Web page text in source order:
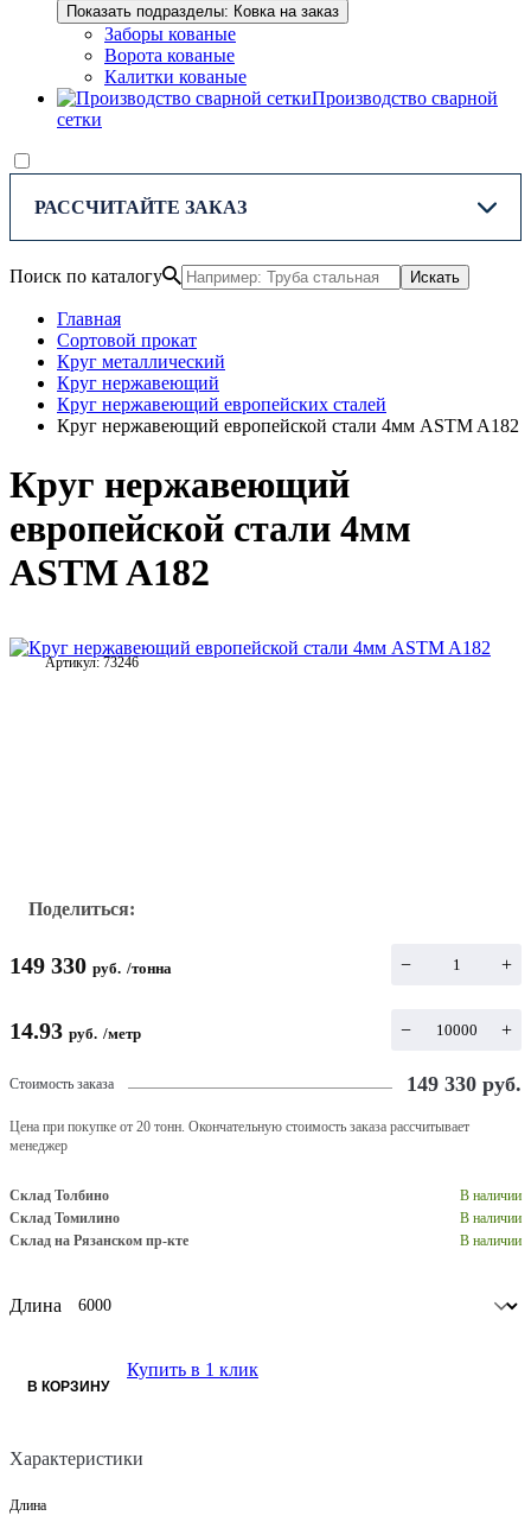
Показать подразделы: Ковка на заказ
Заборы кованые
Ворота кованые
Калитки кованые
Производство сварной
сетки
РАССЧИТАЙТЕ ЗАКАЗ
Поиск по каталогу Искать
Главная
Сортовой прокат
Круг металлический
Круг нержавеющий
Круг нержавеющий европейских сталей
Круг нержавеющий европейской стали 4мм ASTM A182
Круг нержавеющий
европейской стали 4мм
ASTM A182
Артикул: 73246
Поделиться:
149 330 руб. /тонна − +
14.93 руб. /метр − +
Стоимость заказа 149 330 руб.
Цена при покупке от 20 тонн. Окончательную стоимость заказа рассчитывает
менеджер
Склад Толбино
В наличии
Склад Томилино
В наличии
Склад на Рязанском пр-кте
В наличии
Длина
В КОРЗИНУ
Купить в 1 клик
Характеристики
Длина